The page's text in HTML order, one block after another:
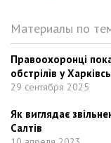
Материалы по
Правоохоронці
обстрілів у
29 сентября 2025
Як виглядає
Салтів